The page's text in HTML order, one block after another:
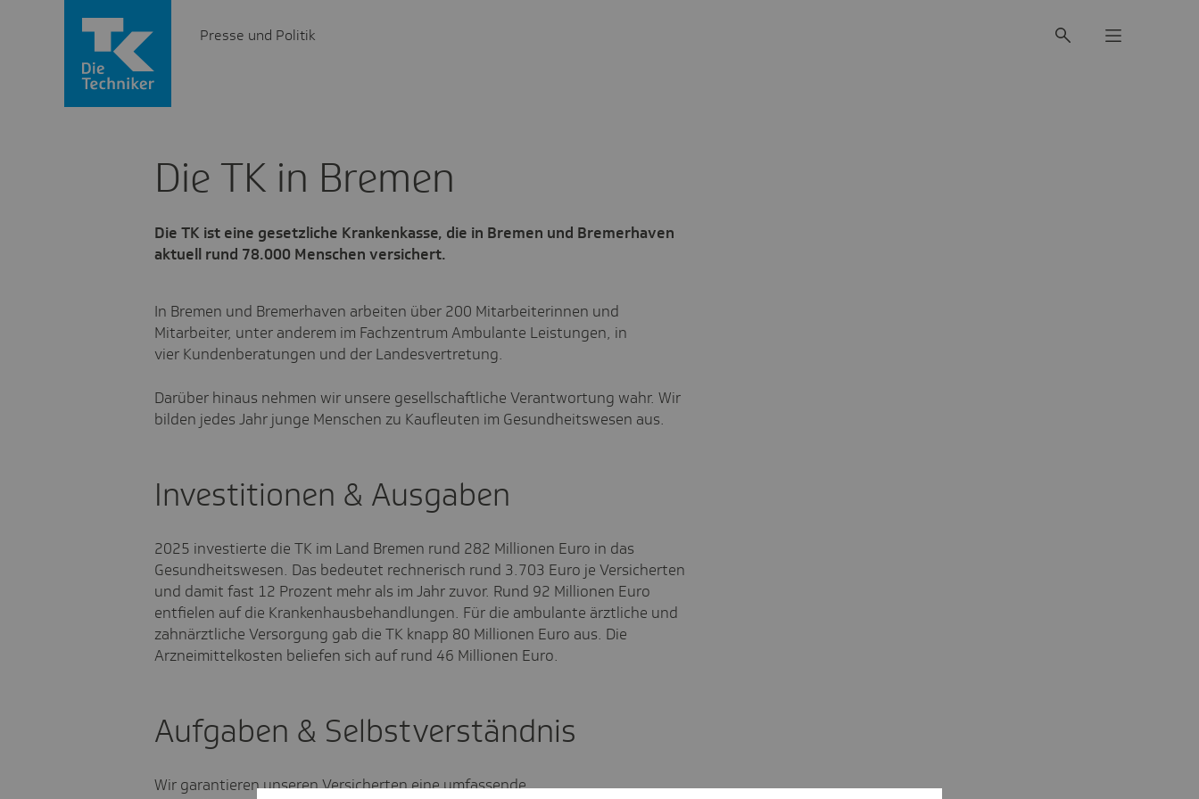
Presse und Politik
Die TK in Bremen
Die TK ist eine gesetzliche Krankenkasse, die in Bremen und Bremerhaven
aktuell rund 78.000 Menschen versichert.
In Bremen und Bremerhaven arbeiten über 200 Mitarbeiterinnen und
Mitarbeiter, unter anderem im Fachzentrum Ambulante Leistungen, in
vier Kundenberatungen und der Landesvertretung.
Darüber hinaus nehmen wir unsere gesellschaftliche Verantwortung wahr. Wir
bilden jedes Jahr junge Menschen zu Kaufleuten im Gesundheitswesen aus.
Investitionen & Ausgaben
2025 investierte die TK im Land Bremen rund 282 Millionen Euro in das
Gesundheitswesen. Das bedeutet rechnerisch rund 3.703 Euro je Versicherten
und damit fast 12 Prozent mehr als im Jahr zuvor. Rund 92 Millionen Euro
entfielen auf die Krankenhausbehandlungen. Für die ambulante ärztliche und
zahnärztliche Versorgung gab die TK knapp 80 Millionen Euro aus. Die
Arzneimittelkosten beliefen sich auf rund 46 Millionen Euro.
Aufgaben & Selbstverständnis
Wir garantieren unseren Versicherten eine umfassende